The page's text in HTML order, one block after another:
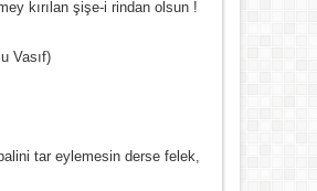
kırılan şişe-i rindan olsun !
Vasıf)
tar eylemesin derse felek,